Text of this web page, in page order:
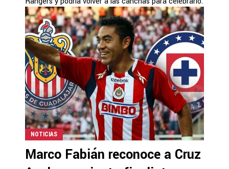
NOTICIAS
Marco Fabián reconoce a Cruz